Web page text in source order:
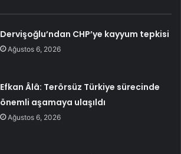
Dervişoğlu’ndan CHP’ye kayyum tepkisi
Ağustos 6, 2026
Efkan Âlâ: Terörsüz Türkiye sürecinde
önemli aşamaya ulaşıldı
Ağustos 6, 2026